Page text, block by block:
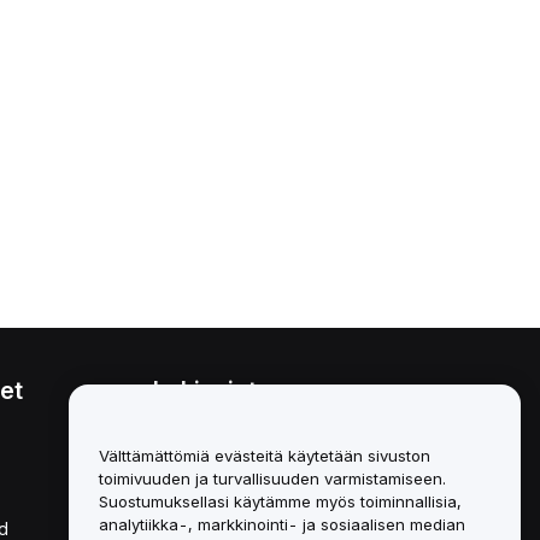
Lakiasiat
Yhteenveto säilytys- ja
hallinnointikäytännöstä
Välttämättömiä evästeitä käytetään sivuston
toimivuuden ja turvallisuuden varmistamiseen.
Suostumuksellasi käytämme myös toiminnallisia,
analytiikka-, markkinointi- ja sosiaalisen median